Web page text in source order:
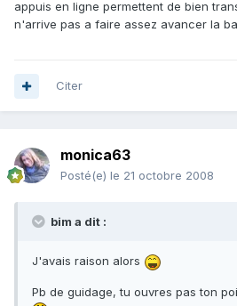
appuis en ligne permettent de bien
n'arrive pas a faire assez avancer la
Citer
monica63
Posté(e) le 21 octobre 2008
bim a dit :
J'avais raison alors
Pb de guidage, tu ouvres pas ton